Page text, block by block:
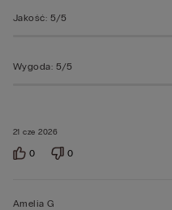
21 cze 2026
Jakość: 5/5
Wygoda: 5/5
0 0
Amelia G